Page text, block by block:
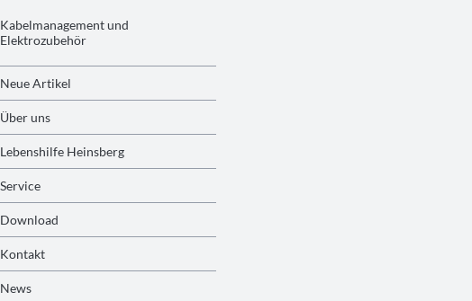
Kabelmanagement und
Elektrozubehör
Neue Artikel
Über uns
Lebenshilfe Heinsberg
Service
Download
Kontakt
News